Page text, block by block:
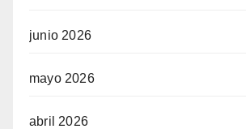
junio 2026
mayo 2026
abril 2026